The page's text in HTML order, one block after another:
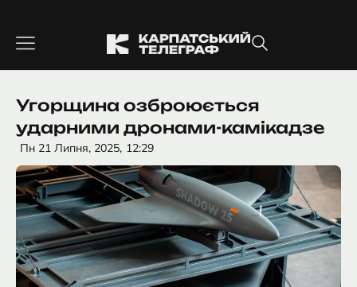
вмісту
Угорщина озброюється
ударними дронами-камікадзе
Пн 21 Липня, 2025, 12:29